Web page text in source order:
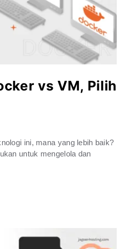
vs VM, Pilih
ini, mana yang lebih baik?
untuk mengelola dan